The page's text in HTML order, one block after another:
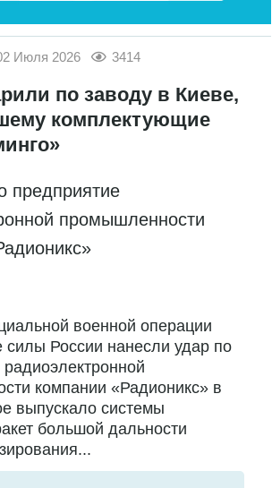
Июля 2026 3414
по заводу в Киеве,
комплектующие
предприятие
промышленности
военной операции
России нанесли удар по
компании «Радионикс» в
выпускало системы
большой дальности